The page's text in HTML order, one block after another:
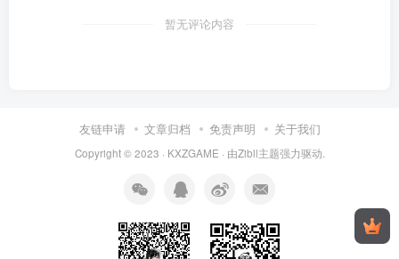
暂无评论内容
友链申请 文章归档 免责声明 关于我们
Copyright © 2023 · KXZGAME · 由Zibll主题强力驱动.